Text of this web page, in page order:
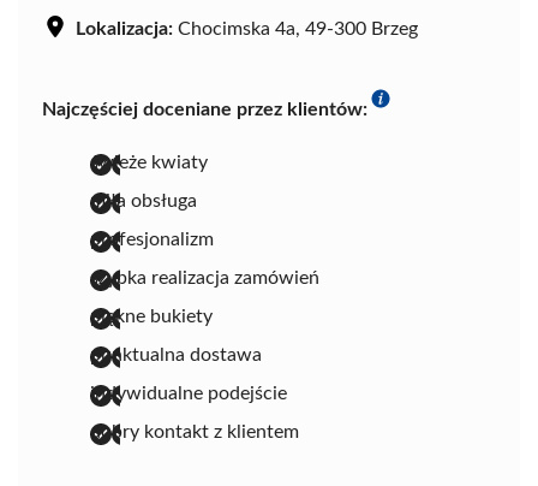
Lokalizacja: Chocimska 4a, 49-300 Brzeg
Najczęściej doceniane przez klientów:
świeże kwiaty
miła obsługa
profesjonalizm
szybka realizacja zamówień
piękne bukiety
punktualna dostawa
indywidualne podejście
dobry kontakt z klientem